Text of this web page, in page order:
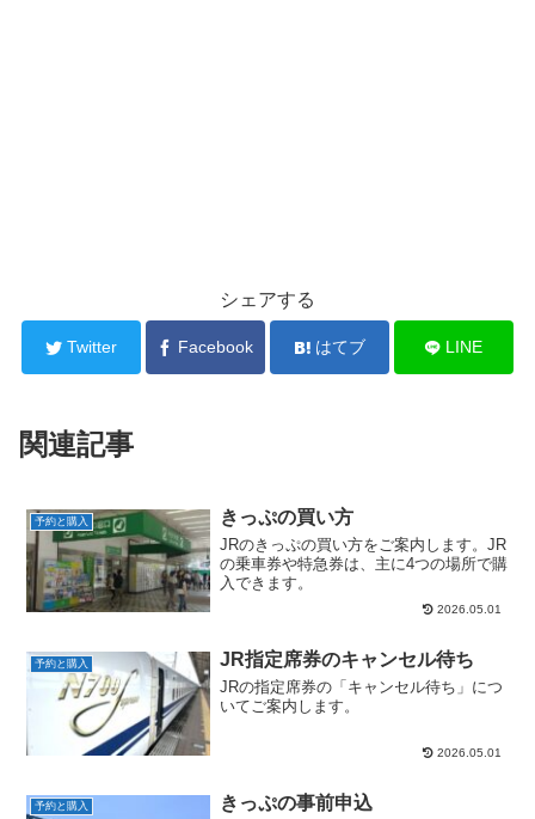
シェアする
Twitter Facebook はてブ LINE
関連記事
予約と購入 きっぷの買い方
JRのきっぷの買い方をご案内します。JR
の乗車券や特急券は、主に4つの場所で購
入できます。
2026.05.01
予約と購入 JR指定席券のキャンセル待ち
JRの指定席券の「キャンセル待ち」につ
いてご案内します。
2026.05.01
予約と購入 きっぷの事前申込